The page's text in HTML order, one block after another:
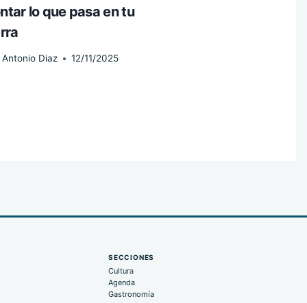
lo que pasa en tu
Antonio Diaz 12/11/2025
SECCIONES
Cultura
Agenda
Gastronomía